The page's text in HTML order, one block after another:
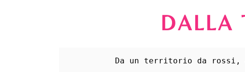
DALLA
Da un territorio da rossi,